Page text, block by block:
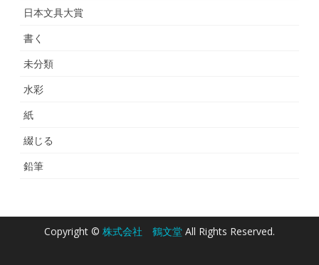
日本文具大賞
書く
未分類
水彩
紙
綴じる
鉛筆
Copyright © 株式会社 鶴文堂 All Rights Reserved.